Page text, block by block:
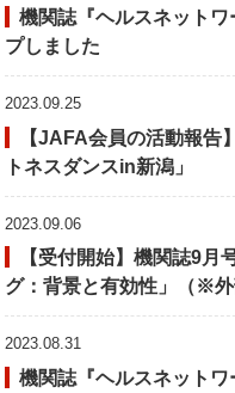
機関誌『ヘルスネット
プしました
2023.09.25
【JAFA会員の活動報告
トネスダンスin新潟」
2023.09.06
【受付開始】機関誌9
グ：背景と有効性」（※外
2023.08.31
機関誌『ヘルスネット